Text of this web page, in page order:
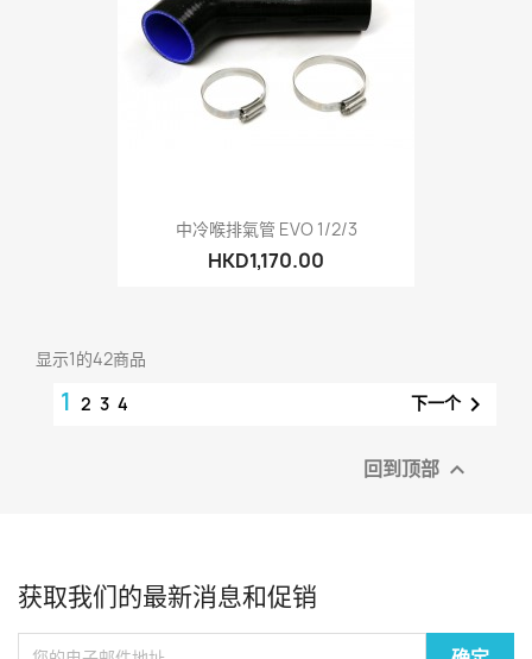
中冷喉排氣管 EVO 1/2/3
HKD1,170.00
显示1的42商品
1 2 3 4 下一个
回到顶部 
获取我们的最新消息和促销